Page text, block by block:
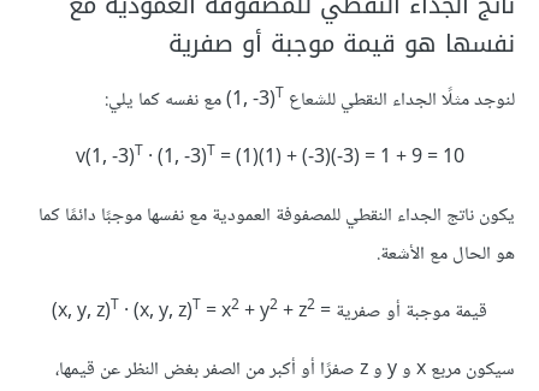
نفسها هو قيمة موجبة أو صفرية
لنوجد مثلًا الجداء النقطي للشعاع ‎(1, -3) T
v(1, -3)T · (1, -3)T = (1)(1) + (-3)(-3) = 1 + 9 = 10
يكون ناتج الجداء النقطي للمصفوفة العمودية مع نفسها موجبًا دائمًا كما
هو الحال مع الأشعة.
‪(x, y, z)T · (x, y, z)T = x2+ y2+ z2
= قيمة موجبة أو صفرية
سيكون مربع x و y و z صفرًا أو أكبر من الصفر بغض النظر عن قيمها،